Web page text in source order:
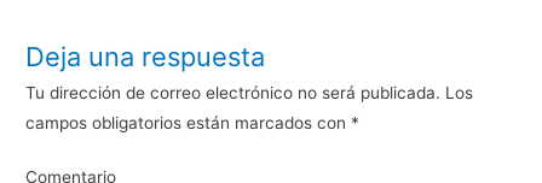
Deja una respuesta
Tu dirección de correo electrónico no será publicada. Los
campos obligatorios están marcados con *
Comentario